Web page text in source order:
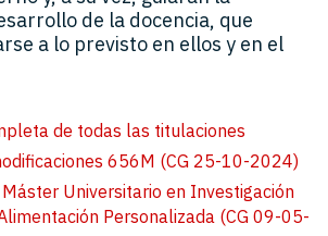
de la docencia, que
a lo previsto en ellos y en el
de todas las titulaciones
656M (CG 25-10-2024)
Universitario en Investigación
Personalizada (CG 09-05-